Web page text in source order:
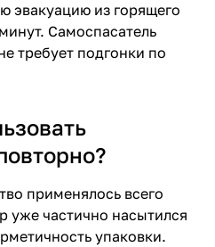
эвакуацию из горящего
Самоспасатель
требует подгонки по
применялось всего
уже частично насытился
упаковки.